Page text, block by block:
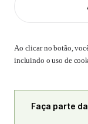
Ao clicar no botão,
incluindo o uso de
Faça parte